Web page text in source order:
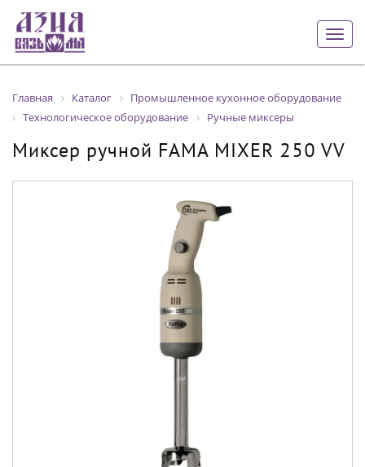
Главная Каталог
Промышленное кухонное оборудование
Технологическое оборудование
Ручные миксеры
Миксер ручной FAMA MIXER 250 VV